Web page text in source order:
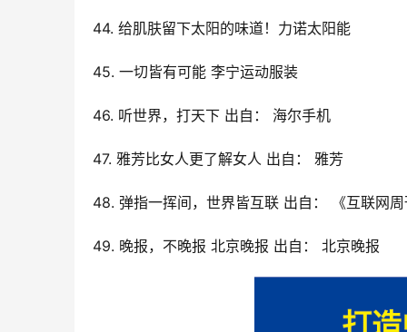
44. 给肌肤留下太阳的味道！力诺太阳能
45. 一切皆有可能 李宁运动服装
46. 听世界，打天下 出自： 海尔手机
47. 雅芳比女人更了解女人 出自： 雅芳
48. 弹指一挥间，世界皆互联 出自： 《互联网
49. 晚报，不晚报 北京晚报 出自： 北京晚报